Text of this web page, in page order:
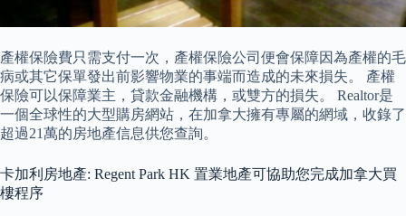
產權保險費只需支付一次，產權保險公司便會保障因為產權的毛
病或其它保單發出前影響物業的事端而造成的未來損失。 產權
保險可以保障業主，貸款金融機構，或雙方的損失。 Realtor是
一個全球性的大型購房網站，在加拿大擁有專屬的網域，收錄了
超過21萬的房地產信息供您查詢。
卡加利房地產: Regent Park HK 置業地產可協助您完成加拿大買
樓程序